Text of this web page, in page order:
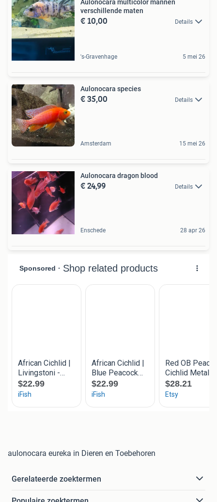
Aulonocara multicolor mannen
verschillende maten
€ 10,00 Details
's-Gravenhage 5 mei 26
Aulonocara species
€ 35,00 Details
Amsterdam 15 mei 26
Aulonocara dragon blood
€ 24,99 Details
Enschede 28 apr 26
aulonocara eureka in Dieren en Toebehoren
Gerelateerde zoektermen